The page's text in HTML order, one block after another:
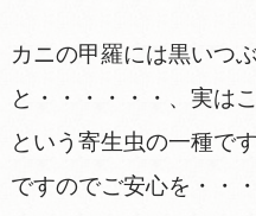
カニの甲羅には黒いつ
と・・・・・・、実は
という寄生虫の一種で
ですのでご安心を・・